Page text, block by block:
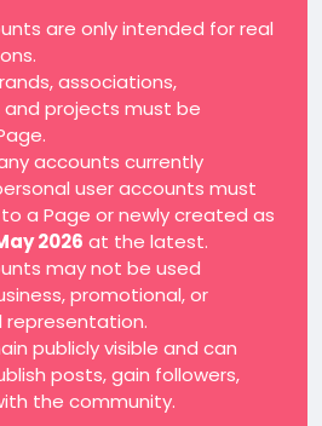
are only intended for real
associations,
and projects must be
accounts currently
user accounts must
a Page or newly created as
2026 at the latest.
may not be used
promotional, or
representation.
publicly visible and can
posts, gain followers,
the community.